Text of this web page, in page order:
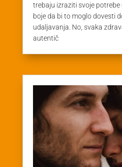
trebaju izraziti svoje potrebe
boje da bi to moglo dovesti
udaljavanja. No, svaka
autentič